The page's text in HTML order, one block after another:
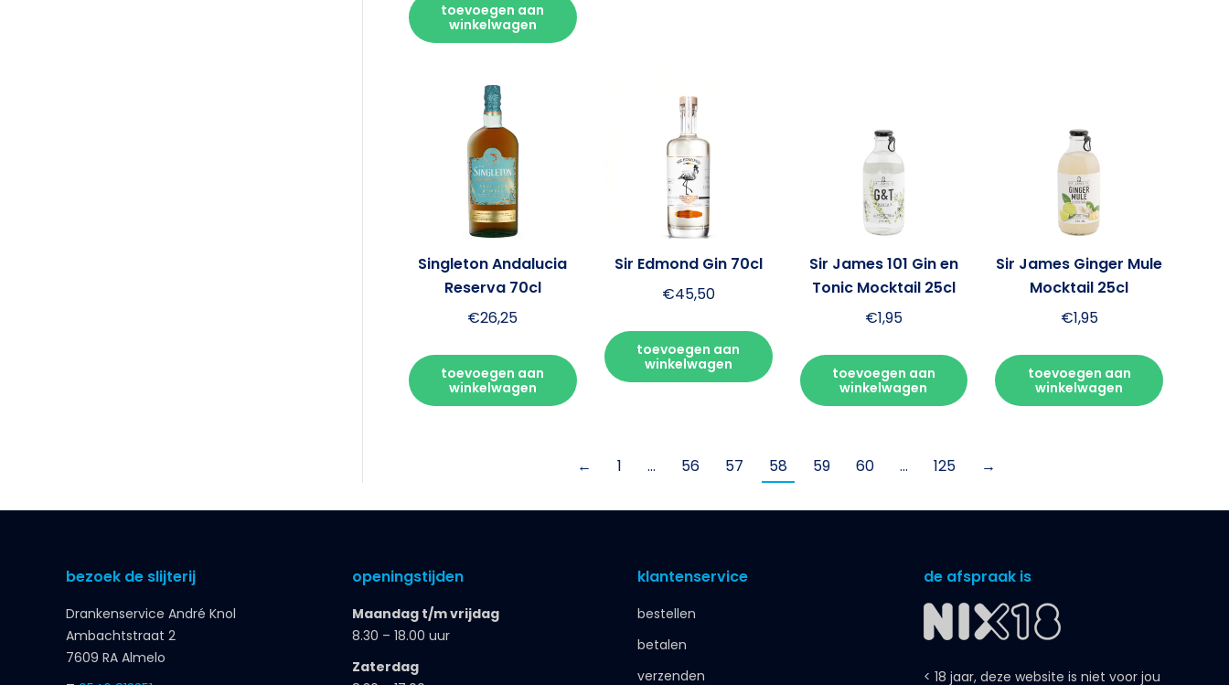
toevoegen aan
winkelwagen
Singleton Andalucia
Reserva 70cl
€26,25
toevoegen aan
winkelwagen
Sir Edmond Gin 70cl
€45,50
toevoegen aan
winkelwagen
Sir James 101 Gin en
Tonic Mocktail 25cl
€1,95
toevoegen aan
winkelwagen
Sir James Ginger Mule
Mocktail 25cl
€1,95
toevoegen aan
winkelwagen
← 1 … 56 57 58 59 60 … 125 →
bezoek de slijterij
Drankenservice André Knol
Ambachtstraat 2
7609 RA Almelo
openingstijden
Maandag t/m vrijdag
8.30 – 18.00 uur
Zaterdag
klantenservice
bestellen
betalen
verzenden
de afspraak is
< 18 jaar, deze website is niet voor jou